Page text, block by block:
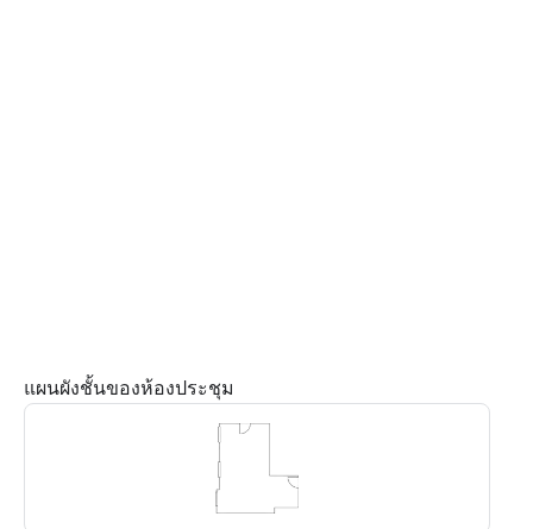
แผนผังชั้นของห้องประชุม